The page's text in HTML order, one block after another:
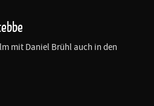
mit Daniel Brühl auch in den